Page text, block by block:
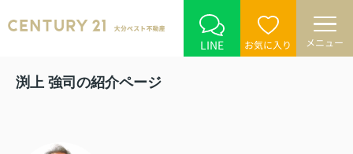
LINE お気に入り メニュー
渕上 強司の紹介ページ